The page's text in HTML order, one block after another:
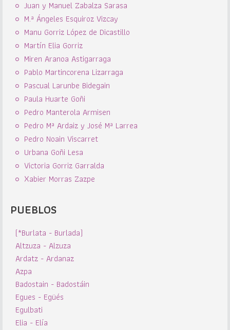
Juan y Manuel Zabalza Sarasa
M.ª Ángeles Esquiroz Vizcay
Manu Gorriz López de Dicastillo
Martín Elia Gorriz
Miren Aranoa Astigarraga
Pablo Martincorena Lizarraga
Pascual Larunbe Bidegain
Paula Huarte Goñi
Pedro Manterola Armisen
Pedro Mª Ardaiz y José Mª Larrea
Pedro Noain Viscarret
Urbana Goñi Lesa
Victoria Gorriz Garralda
Xabier Morras Zazpe
PUEBLOS
(*Burlata - Burlada)
Altzuza - Alzuza
Ardatz - Ardanaz
Azpa
Badostain - Badostáin
Egues - Egüés
Egulbati
Elia - Elía